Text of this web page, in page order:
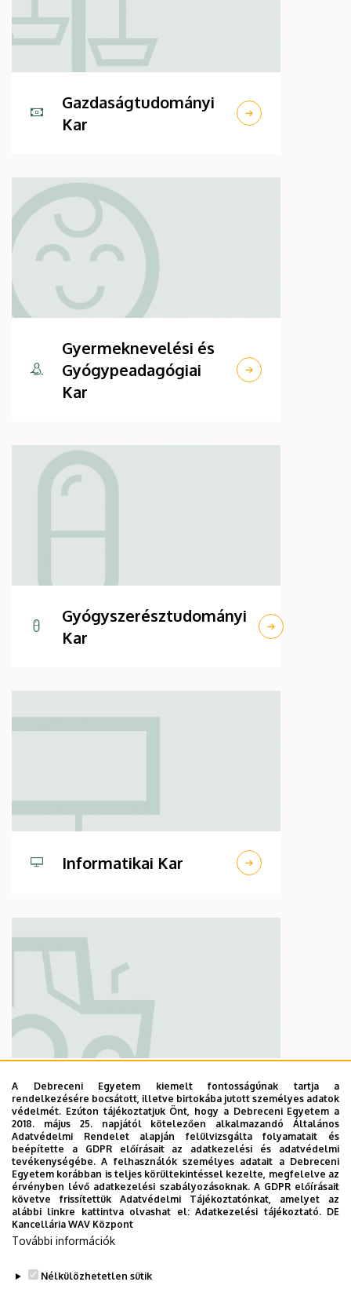
Gazdaságtudományi
Kar
Gyermeknevelési és
Gyógypeadagógiai
Kar
Gyógyszerésztudományi
Kar
Informatikai Kar
Mezőgazdaság-,
Élelmiszertudományi
és
Környezetgazdálkodási
Kar
Jelenlegi
1
Oldal
A Debreceni Egyetem kiemelt fontosságúnak tartja a
rendelkezésére bocsátott, illetve birtokába jutott személyes adatok
védelmét. Ezúton tájékoztatjuk Önt, hogy a Debreceni Egyetem a
2018. május 25. napjától kötelezően alkalmazandó Általános
Adatvédelmi Rendelet alapján felülvizsgálta folyamatait és
beépítette a GDPR előírásait az adatkezelési és adatvédelmi
tevékenységébe. A felhasználók személyes adatait a Debreceni
Egyetem korábban is teljes körültekintéssel kezelte, megfelelve az
érvényben lévő adatkezelési szabályozásoknak. A GDPR előírásait
követve frissítettük Adatvédelmi Tájékoztatónkat, amelyet az
alábbi linkre kattintva olvashat el:Adatkezelési tájékoztató. DE
Kancellária WAV Központ
További információk
Nélkülözhetetlen sütik